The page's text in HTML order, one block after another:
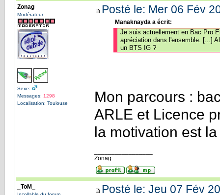
Zonag
Modérateur
Sexe:
Messages: 1298
Localisation: Toulouse
Posté le: Mer 06 Fév
Manaknayda a écrit:
Je suis actuellement en Bac Pro
apréciation dans l'ensemble. [...]
un BTS IG ?
Mon parcours :
ARLE et Licence
la motivation est
Zonag
_ToM_ Posté le: Jeu 07 Fév